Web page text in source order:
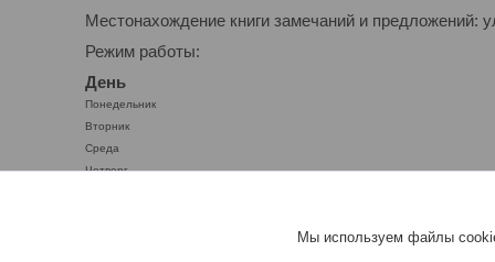
Местонахождение книги замечаний и предложений:
Режим работы:
День
Понедельник
Вторник
Среда
Четверг
Мы используем файлы